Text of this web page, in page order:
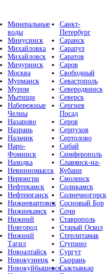
Минеральные
воды
Минусинск
Михайловка
Михайловск
Мичуринск
Москва
Мурманск
Муром
Мытищи
Набережные
Челны
Назарово
Назрань
Нальчик
Наро-
Фоминск
Находка
Невинномысск
Нерюнгри
Нефтекамск
Нефтеюганск
Нижневартовск
Нижнекамск
Нижний
Новгород
Нижний
Тагил
Новоалтайск
Новокузнецк
Новокуйбышевск
Санкт-
Петербург
Саранск
Сарапул
Саратов
Саров
Свободный
Севастополь
Северодвинск
Северск
Сергиев
Посад
Серов
Серпухов
Сертолово
Сибай
Симферополь
Славянск-на-
Кубани
Смоленск
Соликамск
Солнечногорск
Сосновый Бор
Сочи
Ставрополь
Старый Оскол
Стерлитамак
Ступино
Сургут
Сызрань
Сыктывкар